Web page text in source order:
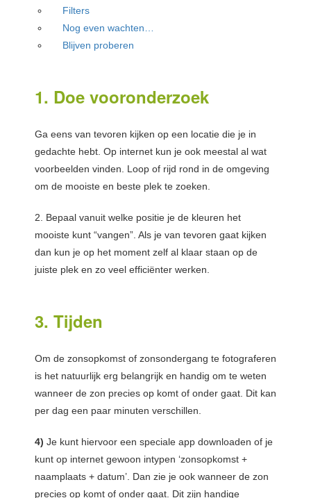
Filters
Nog even wachten…
Blijven proberen
1. Doe vooronderzoek
Ga eens van tevoren kijken op een locatie die je in
gedachte hebt. Op internet kun je ook meestal al wat
voorbeelden vinden. Loop of rijd rond in de omgeving
om de mooiste en beste plek te zoeken.
2. Bepaal vanuit welke positie je de kleuren het
mooiste kunt “vangen”. Als je van tevoren gaat kijken
dan kun je op het moment zelf al klaar staan op de
juiste plek en zo veel efficiënter werken.
3. Tijden
Om de zonsopkomst of zonsondergang te fotograferen
is het natuurlijk erg belangrijk en handig om te weten
wanneer de zon precies op komt of onder gaat. Dit kan
per dag een paar minuten verschillen.
4) Je kunt hiervoor een speciale app downloaden of je
kunt op internet gewoon intypen ‘zonsopkomst +
naamplaats + datum’. Dan zie je ook wanneer de zon
precies op komt of onder gaat. Dit zijn handige